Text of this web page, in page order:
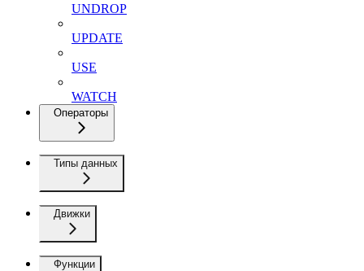
UNDROP
UPDATE
USE
WATCH
Операторы
Типы данных
Движки
Функции